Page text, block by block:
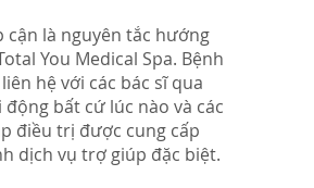
cận là nguyên tắc hướng
You Medical Spa. Bệnh
hệ với các bác sĩ qua
bất cứ lúc nào và các
điều trị được cung cấp
dịch vụ trợ giúp đặc biệt.